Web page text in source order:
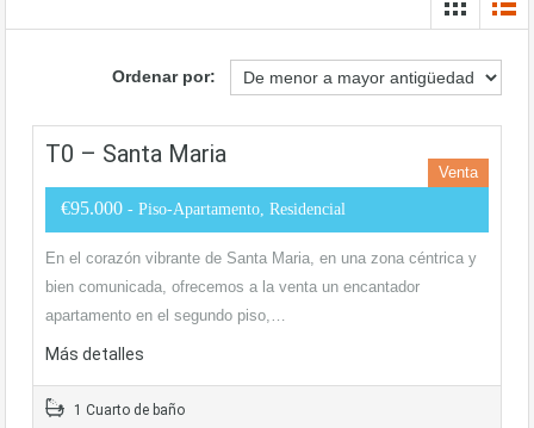
Ordenar por:
T0 – Santa Maria
Venta
€95.000 - Piso-Apartamento, Residencial
En el corazón vibrante de Santa Maria, en una zona céntrica y
bien comunicada, ofrecemos a la venta un encantador
apartamento en el segundo piso,…
Más detalles
1 Cuarto de baño